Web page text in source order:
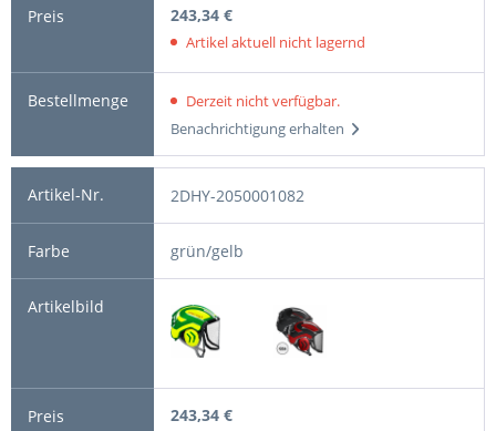
243,34 €
Artikel aktuell nicht lagernd
Derzeit nicht verfügbar.
Benachrichtigung erhalten
2DHY-2050001082
grün/gelb
243,34 €